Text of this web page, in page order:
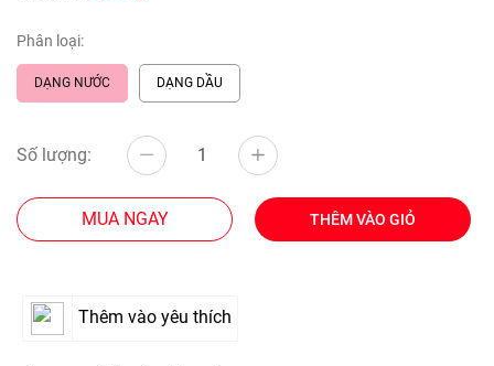
Phân loại:
DẠNG NƯỚC DẠNG DẦU
Số lượng:
MUA NGAY THÊM VÀO GIỎ
Thêm vào yêu thích